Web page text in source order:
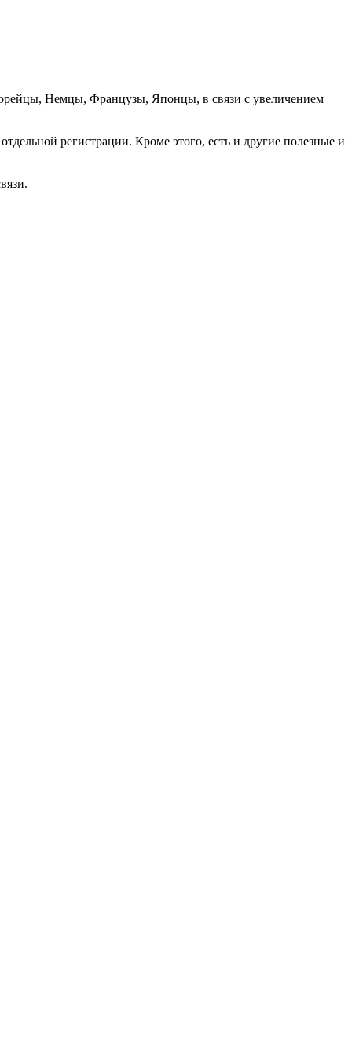
Немцы, Французы, Японцы, в связи с увеличением
регистрации. Кроме этого, есть и другие полезные и